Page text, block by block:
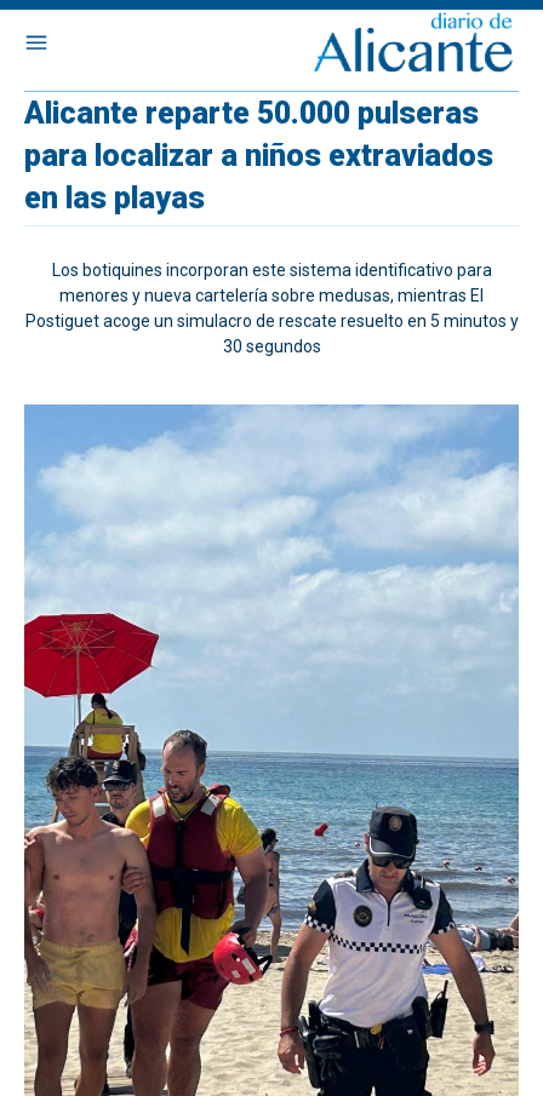
Alicante reparte 50.000 pulseras
para localizar a niños extraviados
en las playas
Los botiquines incorporan este sistema identificativo para
menores y nueva cartelería sobre medusas, mientras El
Postiguet acoge un simulacro de rescate resuelto en 5 minutos y
30 segundos